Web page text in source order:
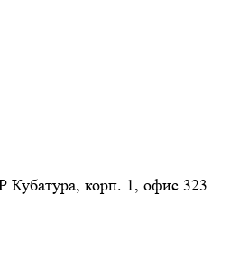
Кубатура, корп. 1, офис 323